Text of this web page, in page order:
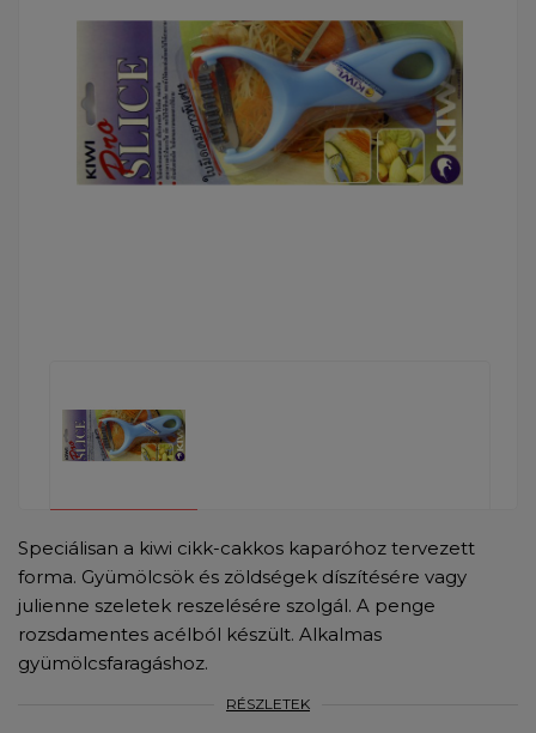
Speciálisan a kiwi cikk-cakkos kaparóhoz tervezett
forma. Gyümölcsök és zöldségek díszítésére vagy
julienne szeletek reszelésére szolgál. A penge
rozsdamentes acélból készült. Alkalmas
gyümölcsfaragáshoz.
RÉSZLETEK